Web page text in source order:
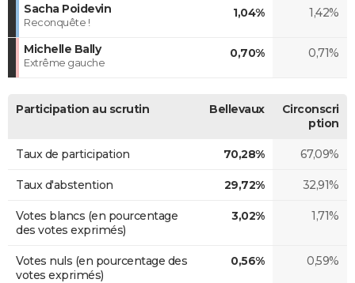
Sacha Poidevin
Reconquête !
1,04% 1,42%
Michelle Bally
Extrême gauche
0,70% 0,71%
Participation au scrutin Bellevaux
Circonscri
ption
Taux de participation 70,28% 67,09%
Taux d'abstention 29,72% 32,91%
Votes blancs (en pourcentage
des votes exprimés)
3,02% 1,71%
Votes nuls (en pourcentage des
votes exprimés)
0,56% 0,59%